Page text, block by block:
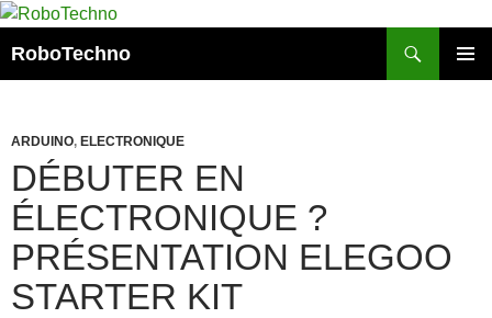
Aller
contenu
RoboTechno
ARDUINO, ELECTRONIQUE
DÉBUTER EN
ÉLECTRONIQUE ?
PRÉSENTATION ELEGOO
STARTER KIT